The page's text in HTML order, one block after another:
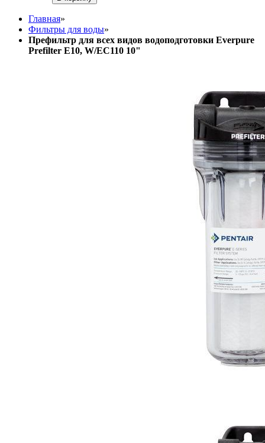
Главная»
Фильтры для воды»
Префильтр для всех видов водоподготовки Everpure
Prefilter E10, W/EC110 10"